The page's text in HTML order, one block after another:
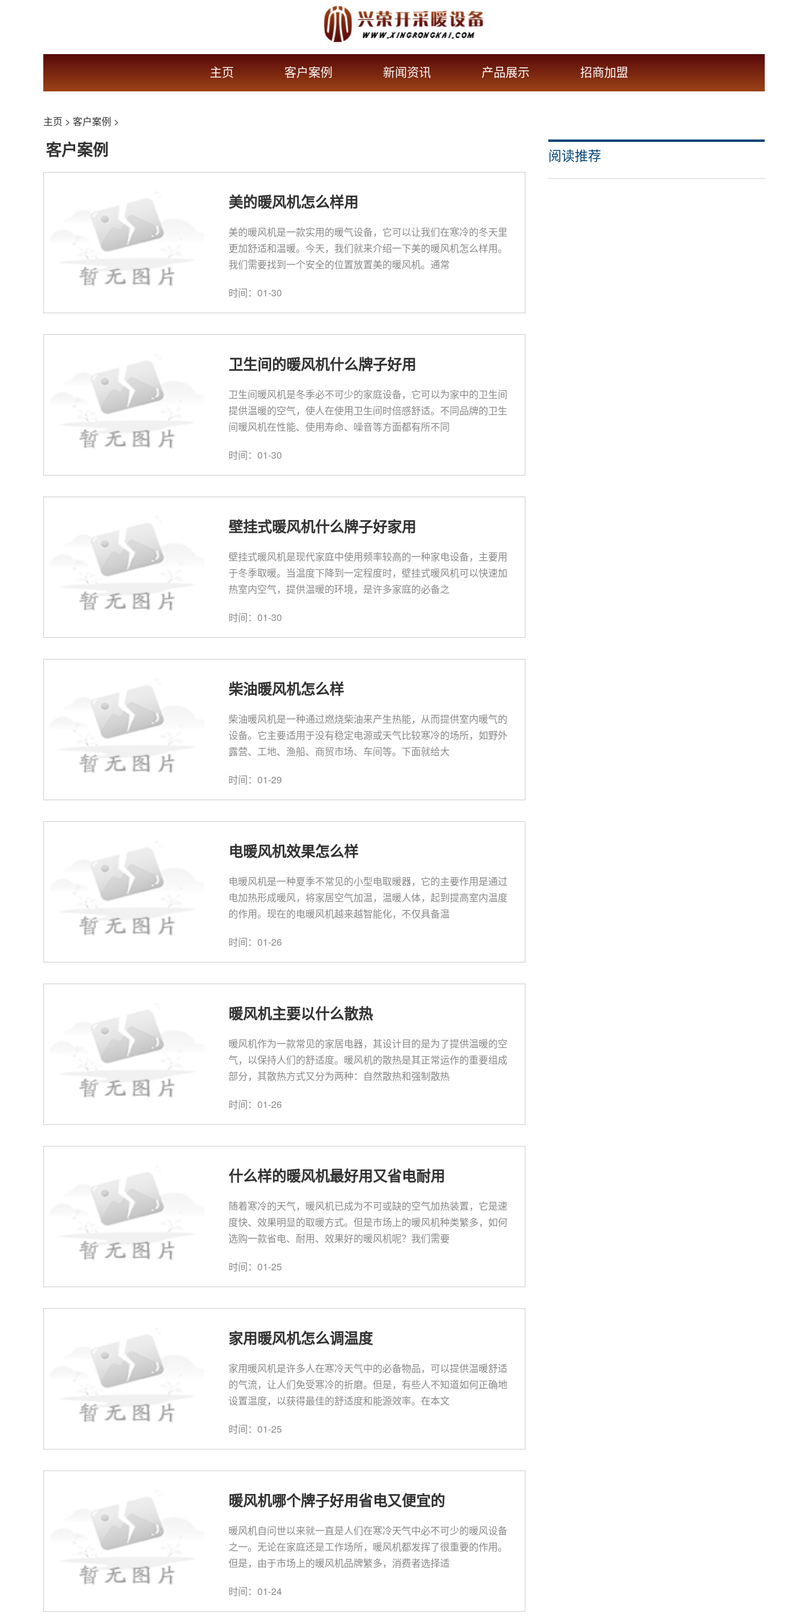
主页 客户案例 新闻资讯 产品展示 招商加盟
主页 > 客户案例 >
客户案例
美的暖风机怎么样用
美的暖风机是一款实用的暖气设备，它可以让我们在寒冷的冬天里
更加舒适和温暖。今天，我们就来介绍一下美的暖风机怎么样用。
我们需要找到一个安全的位置放置美的暖风机。通常
时间：01-30
卫生间的暖风机什么牌子好用
卫生间暖风机是冬季必不可少的家庭设备，它可以为家中的卫生间
提供温暖的空气，使人在使用卫生间时倍感舒适。不同品牌的卫生
间暖风机在性能、使用寿命、噪音等方面都有所不同
时间：01-30
壁挂式暖风机什么牌子好家用
壁挂式暖风机是现代家庭中使用频率较高的一种家电设备，主要用
于冬季取暖。当温度下降到一定程度时，壁挂式暖风机可以快速加
热室内空气，提供温暖的环境，是许多家庭的必备之
时间：01-30
柴油暖风机怎么样
柴油暖风机是一种通过燃烧柴油来产生热能，从而提供室内暖气的
设备。它主要适用于没有稳定电源或天气比较寒冷的场所，如野外
露营、工地、渔船、商贸市场、车间等。下面就给大
时间：01-29
电暖风机效果怎么样
电暖风机是一种夏季不常见的小型电取暖器，它的主要作用是通过
电加热形成暖风，将家居空气加温，温暖人体，起到提高室内温度
的作用。现在的电暖风机越来越智能化，不仅具备温
时间：01-26
暖风机主要以什么散热
暖风机作为一款常见的家居电器，其设计目的是为了提供温暖的空
气，以保持人们的舒适度。暖风机的散热是其正常运作的重要组成
部分，其散热方式又分为两种：自然散热和强制散热
时间：01-26
什么样的暖风机最好用又省电耐用
随着寒冷的天气，暖风机已成为不可或缺的空气加热装置，它是速
度快、效果明显的取暖方式。但是市场上的暖风机种类繁多，如何
选购一款省电、耐用、效果好的暖风机呢？我们需要
时间：01-25
家用暖风机怎么调温度
家用暖风机是许多人在寒冷天气中的必备物品，可以提供温暖舒适
的气流，让人们免受寒冷的折磨。但是，有些人不知道如何正确地
设置温度，以获得最佳的舒适度和能源效率。在本文
时间：01-25
暖风机哪个牌子好用省电又便宜的
暖风机自问世以来就一直是人们在寒冷天气中必不可少的暖风设备
之一。无论在家庭还是工作场所，暖风机都发挥了很重要的作用。
但是，由于市场上的暖风机品牌繁多，消费者选择适
时间：01-24
阅读推荐